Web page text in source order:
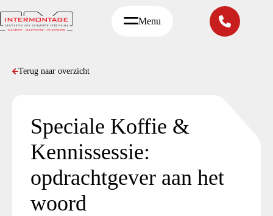
naar
de
Menu
Terug naar overzicht
Speciale Koffie &
Kennissessie:
opdrachtgever aan het
woord